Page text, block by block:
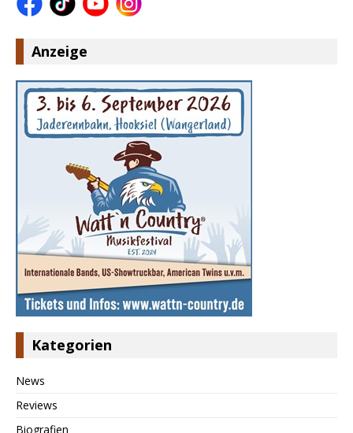
Anzeige
Kategorien
News
Reviews
Biografien